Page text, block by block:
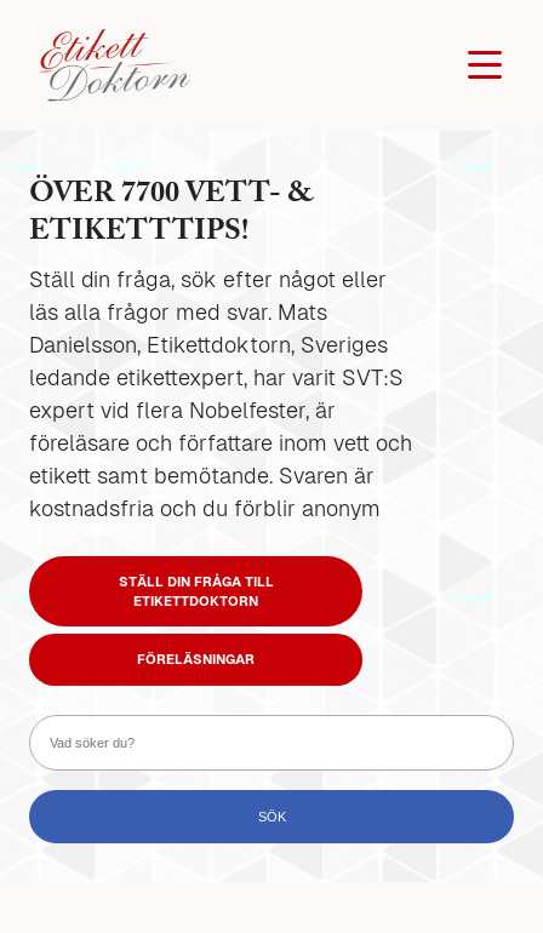
ÖVER 7700 VETT- &
ETIKETTTIPS!
Ställ din fråga, sök efter något eller
läs alla frågor med svar. Mats
Danielsson, Etikettdoktorn, Sveriges
ledande etikettexpert, har varit SVT:S
expert vid flera Nobelfester, är
föreläsare och författare inom vett och
etikett samt bemötande. Svaren är
kostnadsfria och du förblir anonym
STÄLL DIN FRÅGA TILL
ETIKETTDOKTORN
FÖRELÄSNINGAR